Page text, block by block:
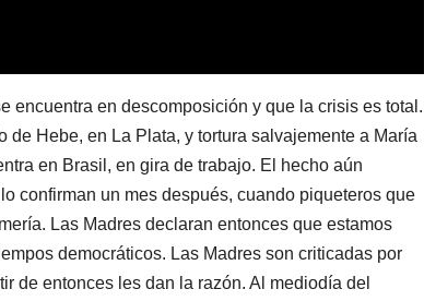
encuentra en descomposición y que la crisis es total.
Hebe, en La Plata, y tortura salvajemente a María
en Brasil, en gira de trabajo. El hecho aún
confirman un mes después, cuando piqueteros que
Las Madres declaran entonces que estamos
democráticos. Las Madres son criticadas por
de entonces les dan la razón. Al mediodía del